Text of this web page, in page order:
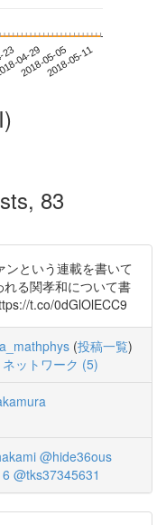
04-29
2018-05-052018-05-11
83
ンという連載を書いて
る関孝和について書
t.co/0dGlOlECC9
(投稿一覧)
ットワーク (5)
@hide36ous
@tks37345631